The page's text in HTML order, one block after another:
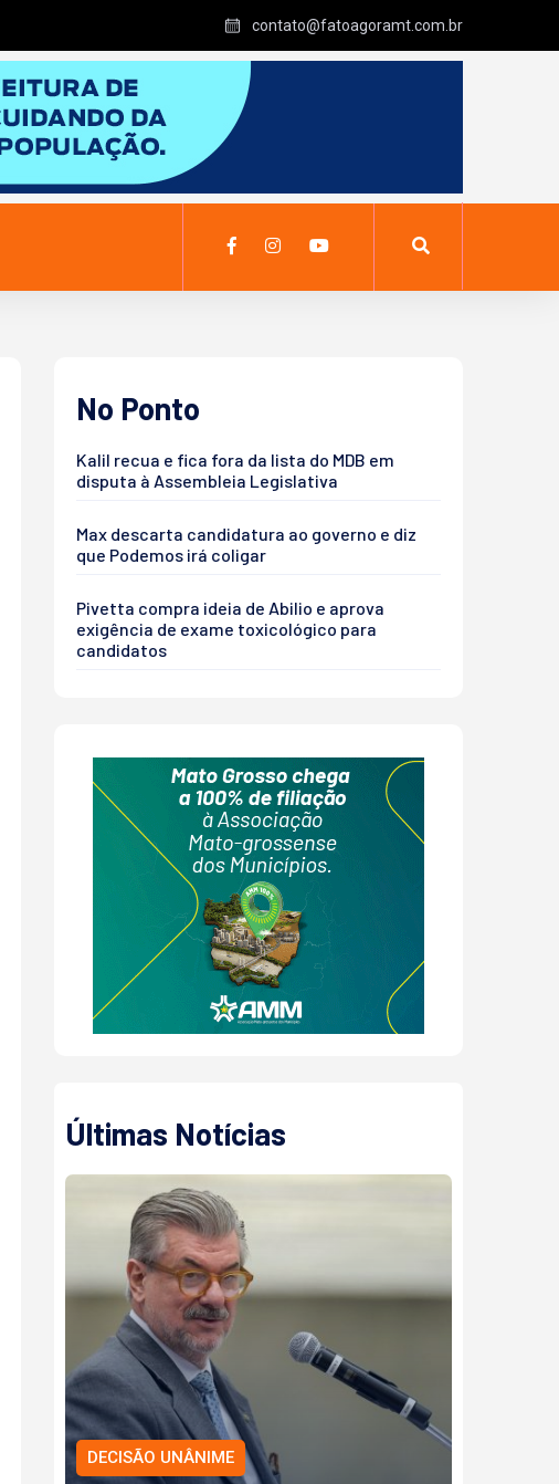
contato@fatoagoramt.com.br
No Ponto
Kalil recua e fica fora da lista do MDB em
disputa à Assembleia Legislativa
Max descarta candidatura ao governo e diz
que Podemos irá coligar
Pivetta compra ideia de Abilio e aprova
exigência de exame toxicológico para
candidatos
Últimas Notícias
DECISÃO UNÂNIME